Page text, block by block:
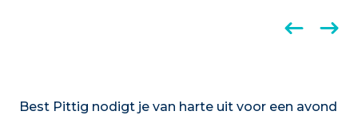
Best Pittig nodigt je van harte uit voor een avond